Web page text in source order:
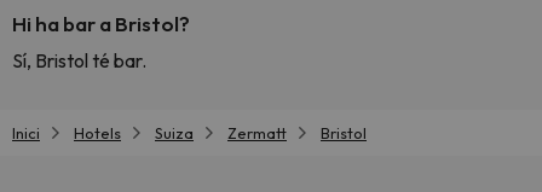
Hi ha bar a Bristol?
Sí, Bristol té bar.
Inici Hotels Suiza Zermatt Bristol